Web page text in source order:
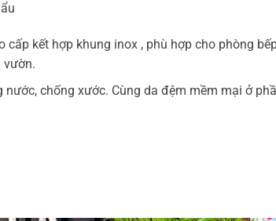
cấp kết hợp khung inox , phù hợp cho phòng
vườn.
chống xước. Cùng da đệm mềm mại ở